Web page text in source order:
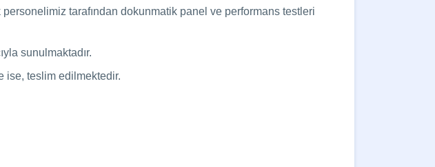
tarafından dokunmatik panel ve performans testleri
sunulmaktadır.
ise, teslim edilmektedir.